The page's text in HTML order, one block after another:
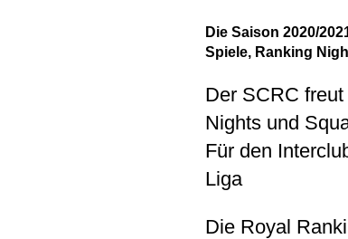
Die Saison 2020/
Spiele, Ranking
Der SCRC
Nights und
Für den
Liga
Die Royal